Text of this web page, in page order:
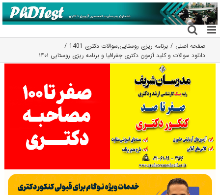
رفتن
به
محتوا
صفحه اصلی برنامه ریزی روستایی,سوالات دکتری 1401
دانلود سوالات و کلید آزمون دکتری جغرافیا و برنامه ریزی روستایی ۱۴۰۱